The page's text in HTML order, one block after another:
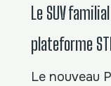
Le SUV
plateforme
Le nouveau